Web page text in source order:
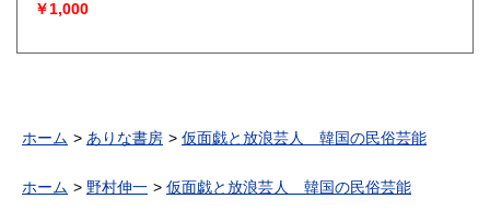
￥1,000
ホーム ありな書房 仮面戯と放浪芸人 韓国の民俗芸能
ホーム 野村伸一 仮面戯と放浪芸人 韓国の民俗芸能